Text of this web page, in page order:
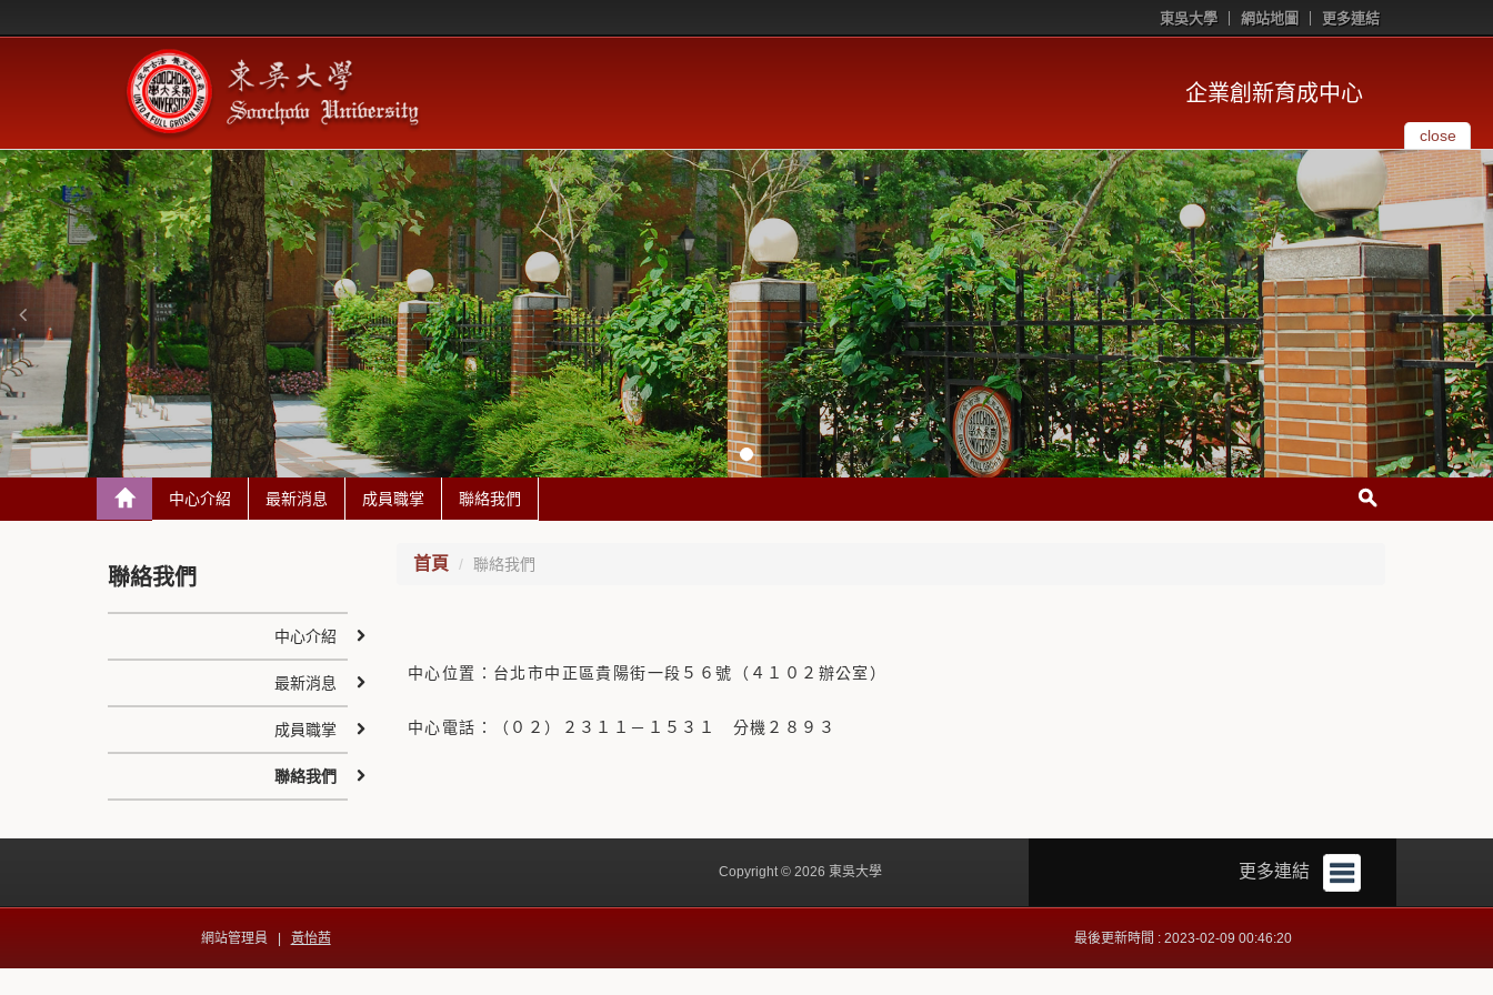
東吳大學 網站地圖 更多連結
企業創新育成中心
close
中心介紹 最新消息 成員職掌 聯絡我們
首頁 聯絡我們
中心位置：台北市中正區貴陽街一段５６號（４１０２辦公室）
中心電話：（０２）２３１１－１５３１ 分機２８９３
聯絡我們
中心介紹
最新消息
成員職掌
聯絡我們
更多連結
Copyright © 2026 東吳大學
網站管理員 | 黃怡茜 最後更新時間 : 2023-02-09 00:46:20